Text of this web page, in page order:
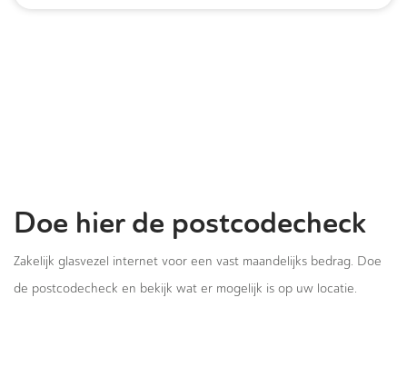
Doe hier de postcodecheck
Zakelijk glasvezel internet voor een vast maandelijks bedrag. Doe
de postcodecheck en bekijk wat er mogelijk is op uw locatie.